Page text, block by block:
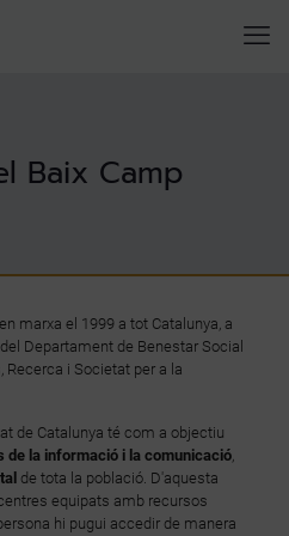
Baix Camp
marxa el 1999 a tot Catalunya, a
Departament de Benestar Social
i Societat per a la
de Catalunya té com a objectiu
de la informació i la comunicació,
de tota la població. D'aquesta
equipats amb recursos
hi pugui accedir de manera